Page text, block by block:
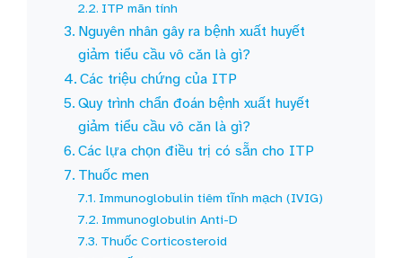
ITP mãn tính
Nguyên nhân gây ra bệnh xuất huyết
giảm tiểu cầu vô căn là gì?
Các triệu chứng của ITP
Quy trình chẩn đoán bệnh xuất huyết
giảm tiểu cầu vô căn là gì?
Các lựa chọn điều trị có sẵn cho ITP
Thuốc men
Immunoglobulin tiêm tĩnh mạch (IVIG)
Immunoglobulin Anti-D
Thuốc Corticosteroid